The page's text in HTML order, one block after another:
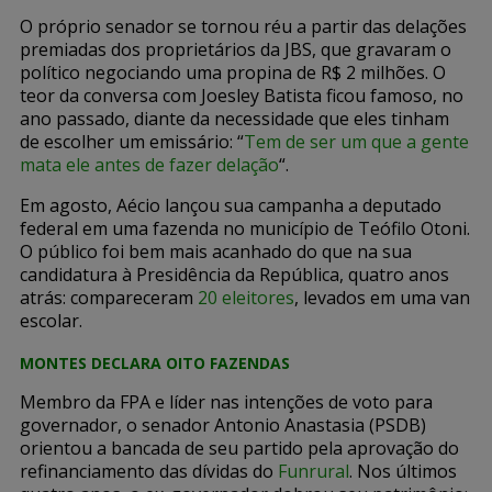
O próprio senador se tornou réu a partir das delações
premiadas dos proprietários da JBS, que gravaram o
político negociando uma propina de R$ 2 milhões. O
teor da conversa com Joesley Batista ficou famoso, no
ano passado, diante da necessidade que eles tinham
de escolher um emissário: “Tem de ser um que a gente
mata ele antes de fazer delação“.
Em agosto, Aécio lançou sua campanha a deputado
federal em uma fazenda no município de Teófilo Otoni.
O público foi bem mais acanhado do que na sua
candidatura à Presidência da República, quatro anos
atrás: compareceram 20 eleitores, levados em uma van
escolar.
MONTES DECLARA OITO FAZENDAS
Membro da FPA e líder nas intenções de voto para
governador, o senador Antonio Anastasia (PSDB)
orientou a bancada de seu partido pela aprovação do
refinanciamento das dívidas do Funrural. Nos últimos